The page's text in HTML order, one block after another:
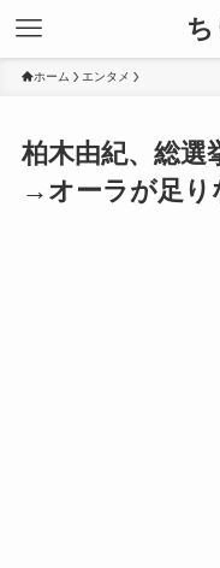
ホーム エンタメ
柏木由紀、総選
→オーラが足り